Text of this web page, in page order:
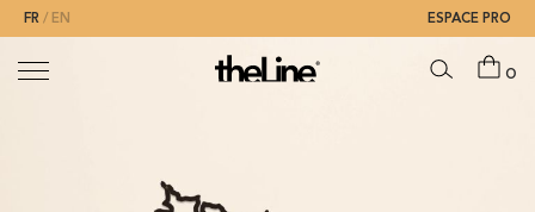
FR EN ESPACE PRO
0